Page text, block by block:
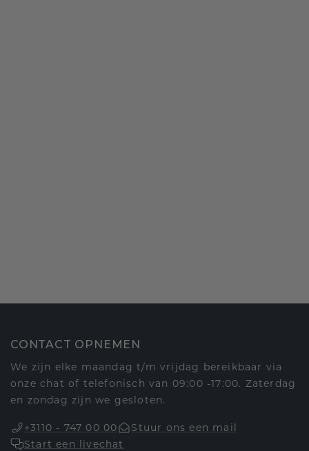
CONTACT OPNEMEN
We zijn elke maandag t/m vrijdag bereikbaar via
onze chat of telefonisch van 09:00 -17:00. Zaterdag
en zondag zijn we gesloten.
+3110 - 747 00 00
Stuur ons een mail
Start een livechat